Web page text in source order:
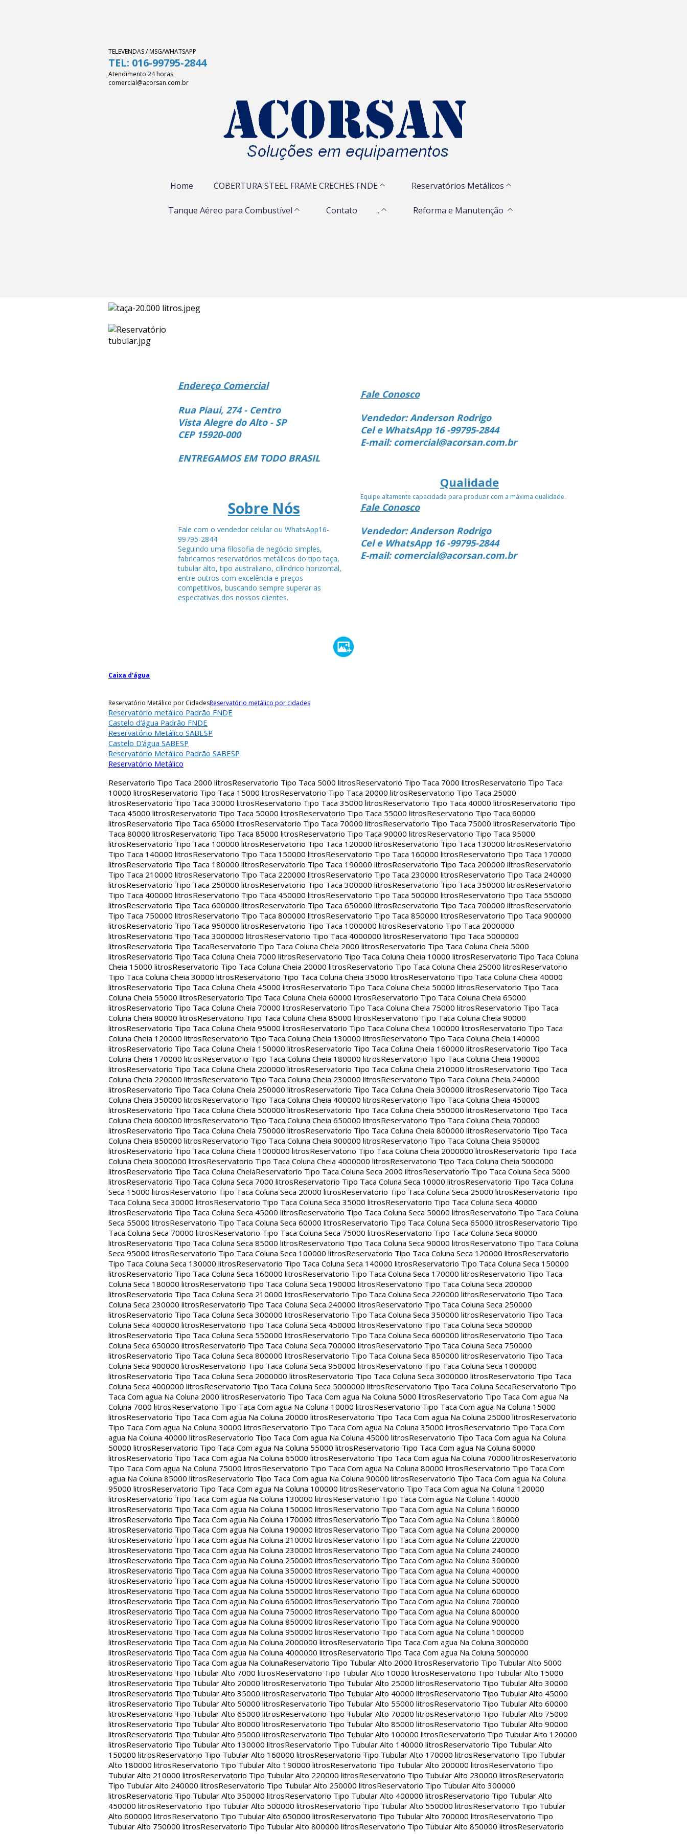
TELEVENDAS / MSG/WHATSAPP
TEL: 016-99795-2844
Atendimento 24 horas
comercial@acorsan.com.br
Home COBERTURA STEEL FRAME CRECHES FNDE Reservatórios Metálicos
Tanque Aéreo para Combustível Contato . Reforma e Manutenção
Endereço Comercial
Rua Piaui, 274 - Centro
Vista Alegre do Alto - SP
CEP 15920-000
ENTREGAMOS EM TODO BRASIL
Sobre Nós
Fale com o vendedor celular ou WhatsApp16-
99795-2844
Seguindo uma filosofia de negócio simples,
fabricamos reservatórios metálicos do tipo taça,
tubular alto, tipo australiano, cilíndrico horizontal,
entre outros com excelência e preços
competitivos, buscando sempre superar as
espectativas dos nossos clientes.
Fale Conosco
Vendedor: Anderson Rodrigo
Cel e WhatsApp 16 -99795-2844
E-mail: comercial@acorsan.com.br
Qualidade
Equipe altamente capacidada para produzir com a máxima qualidade.
Fale Conosco
Vendedor: Anderson Rodrigo
Cel e WhatsApp 16 -99795-2844
E-mail: comercial@acorsan.com.br
Caixa d'água
Reservatório Metálico por CidadesReservatório metálico por cidades
Reservatório metálico Padrão FNDE
Castelo d’água Padrão FNDE
Reservatório Metálico SABESP
Castelo D’água SABESP
Reservatório Metálico Padrão SABESP
Reservatório Metálico
Reservatorio Tipo Taca 2000 litrosReservatorio Tipo Taca 5000 litrosReservatorio Tipo Taca 7000 litrosReservatorio Tipo Taca
10000 litrosReservatorio Tipo Taca 15000 litrosReservatorio Tipo Taca 20000 litrosReservatorio Tipo Taca 25000
litrosReservatorio Tipo Taca 30000 litrosReservatorio Tipo Taca 35000 litrosReservatorio Tipo Taca 40000 litrosReservatorio Tipo
Taca 45000 litrosReservatorio Tipo Taca 50000 litrosReservatorio Tipo Taca 55000 litrosReservatorio Tipo Taca 60000
litrosReservatorio Tipo Taca 65000 litrosReservatorio Tipo Taca 70000 litrosReservatorio Tipo Taca 75000 litrosReservatorio Tipo
Taca 80000 litrosReservatorio Tipo Taca 85000 litrosReservatorio Tipo Taca 90000 litrosReservatorio Tipo Taca 95000
litrosReservatorio Tipo Taca 100000 litrosReservatorio Tipo Taca 120000 litrosReservatorio Tipo Taca 130000 litrosReservatorio
Tipo Taca 140000 litrosReservatorio Tipo Taca 150000 litrosReservatorio Tipo Taca 160000 litrosReservatorio Tipo Taca 170000
litrosReservatorio Tipo Taca 180000 litrosReservatorio Tipo Taca 190000 litrosReservatorio Tipo Taca 200000 litrosReservatorio
Tipo Taca 210000 litrosReservatorio Tipo Taca 220000 litrosReservatorio Tipo Taca 230000 litrosReservatorio Tipo Taca 240000
litrosReservatorio Tipo Taca 250000 litrosReservatorio Tipo Taca 300000 litrosReservatorio Tipo Taca 350000 litrosReservatorio
Tipo Taca 400000 litrosReservatorio Tipo Taca 450000 litrosReservatorio Tipo Taca 500000 litrosReservatorio Tipo Taca 550000
litrosReservatorio Tipo Taca 600000 litrosReservatorio Tipo Taca 650000 litrosReservatorio Tipo Taca 700000 litrosReservatorio
Tipo Taca 750000 litrosReservatorio Tipo Taca 800000 litrosReservatorio Tipo Taca 850000 litrosReservatorio Tipo Taca 900000
litrosReservatorio Tipo Taca 950000 litrosReservatorio Tipo Taca 1000000 litrosReservatorio Tipo Taca 2000000
litrosReservatorio Tipo Taca 3000000 litrosReservatorio Tipo Taca 4000000 litrosReservatorio Tipo Taca 5000000
litrosReservatorio Tipo TacaReservatorio Tipo Taca Coluna Cheia 2000 litrosReservatorio Tipo Taca Coluna Cheia 5000
litrosReservatorio Tipo Taca Coluna Cheia 7000 litrosReservatorio Tipo Taca Coluna Cheia 10000 litrosReservatorio Tipo Taca Coluna
Cheia 15000 litrosReservatorio Tipo Taca Coluna Cheia 20000 litrosReservatorio Tipo Taca Coluna Cheia 25000 litrosReservatorio
Tipo Taca Coluna Cheia 30000 litrosReservatorio Tipo Taca Coluna Cheia 35000 litrosReservatorio Tipo Taca Coluna Cheia 40000
litrosReservatorio Tipo Taca Coluna Cheia 45000 litrosReservatorio Tipo Taca Coluna Cheia 50000 litrosReservatorio Tipo Taca
Coluna Cheia 55000 litrosReservatorio Tipo Taca Coluna Cheia 60000 litrosReservatorio Tipo Taca Coluna Cheia 65000
litrosReservatorio Tipo Taca Coluna Cheia 70000 litrosReservatorio Tipo Taca Coluna Cheia 75000 litrosReservatorio Tipo Taca
Coluna Cheia 80000 litrosReservatorio Tipo Taca Coluna Cheia 85000 litrosReservatorio Tipo Taca Coluna Cheia 90000
litrosReservatorio Tipo Taca Coluna Cheia 95000 litrosReservatorio Tipo Taca Coluna Cheia 100000 litrosReservatorio Tipo Taca
Coluna Cheia 120000 litrosReservatorio Tipo Taca Coluna Cheia 130000 litrosReservatorio Tipo Taca Coluna Cheia 140000
litrosReservatorio Tipo Taca Coluna Cheia 150000 litrosReservatorio Tipo Taca Coluna Cheia 160000 litrosReservatorio Tipo Taca
Coluna Cheia 170000 litrosReservatorio Tipo Taca Coluna Cheia 180000 litrosReservatorio Tipo Taca Coluna Cheia 190000
litrosReservatorio Tipo Taca Coluna Cheia 200000 litrosReservatorio Tipo Taca Coluna Cheia 210000 litrosReservatorio Tipo Taca
Coluna Cheia 220000 litrosReservatorio Tipo Taca Coluna Cheia 230000 litrosReservatorio Tipo Taca Coluna Cheia 240000
litrosReservatorio Tipo Taca Coluna Cheia 250000 litrosReservatorio Tipo Taca Coluna Cheia 300000 litrosReservatorio Tipo Taca
Coluna Cheia 350000 litrosReservatorio Tipo Taca Coluna Cheia 400000 litrosReservatorio Tipo Taca Coluna Cheia 450000
litrosReservatorio Tipo Taca Coluna Cheia 500000 litrosReservatorio Tipo Taca Coluna Cheia 550000 litrosReservatorio Tipo Taca
Coluna Cheia 600000 litrosReservatorio Tipo Taca Coluna Cheia 650000 litrosReservatorio Tipo Taca Coluna Cheia 700000
litrosReservatorio Tipo Taca Coluna Cheia 750000 litrosReservatorio Tipo Taca Coluna Cheia 800000 litrosReservatorio Tipo Taca
Coluna Cheia 850000 litrosReservatorio Tipo Taca Coluna Cheia 900000 litrosReservatorio Tipo Taca Coluna Cheia 950000
litrosReservatorio Tipo Taca Coluna Cheia 1000000 litrosReservatorio Tipo Taca Coluna Cheia 2000000 litrosReservatorio Tipo Taca
Coluna Cheia 3000000 litrosReservatorio Tipo Taca Coluna Cheia 4000000 litrosReservatorio Tipo Taca Coluna Cheia 5000000
litrosReservatorio Tipo Taca Coluna CheiaReservatorio Tipo Taca Coluna Seca 2000 litrosReservatorio Tipo Taca Coluna Seca 5000
litrosReservatorio Tipo Taca Coluna Seca 7000 litrosReservatorio Tipo Taca Coluna Seca 10000 litrosReservatorio Tipo Taca Coluna
Seca 15000 litrosReservatorio Tipo Taca Coluna Seca 20000 litrosReservatorio Tipo Taca Coluna Seca 25000 litrosReservatorio Tipo
Taca Coluna Seca 30000 litrosReservatorio Tipo Taca Coluna Seca 35000 litrosReservatorio Tipo Taca Coluna Seca 40000
litrosReservatorio Tipo Taca Coluna Seca 45000 litrosReservatorio Tipo Taca Coluna Seca 50000 litrosReservatorio Tipo Taca Coluna
Seca 55000 litrosReservatorio Tipo Taca Coluna Seca 60000 litrosReservatorio Tipo Taca Coluna Seca 65000 litrosReservatorio Tipo
Taca Coluna Seca 70000 litrosReservatorio Tipo Taca Coluna Seca 75000 litrosReservatorio Tipo Taca Coluna Seca 80000
litrosReservatorio Tipo Taca Coluna Seca 85000 litrosReservatorio Tipo Taca Coluna Seca 90000 litrosReservatorio Tipo Taca Coluna
Seca 95000 litrosReservatorio Tipo Taca Coluna Seca 100000 litrosReservatorio Tipo Taca Coluna Seca 120000 litrosReservatorio
Tipo Taca Coluna Seca 130000 litrosReservatorio Tipo Taca Coluna Seca 140000 litrosReservatorio Tipo Taca Coluna Seca 150000
litrosReservatorio Tipo Taca Coluna Seca 160000 litrosReservatorio Tipo Taca Coluna Seca 170000 litrosReservatorio Tipo Taca
Coluna Seca 180000 litrosReservatorio Tipo Taca Coluna Seca 190000 litrosReservatorio Tipo Taca Coluna Seca 200000
litrosReservatorio Tipo Taca Coluna Seca 210000 litrosReservatorio Tipo Taca Coluna Seca 220000 litrosReservatorio Tipo Taca
Coluna Seca 230000 litrosReservatorio Tipo Taca Coluna Seca 240000 litrosReservatorio Tipo Taca Coluna Seca 250000
litrosReservatorio Tipo Taca Coluna Seca 300000 litrosReservatorio Tipo Taca Coluna Seca 350000 litrosReservatorio Tipo Taca
Coluna Seca 400000 litrosReservatorio Tipo Taca Coluna Seca 450000 litrosReservatorio Tipo Taca Coluna Seca 500000
litrosReservatorio Tipo Taca Coluna Seca 550000 litrosReservatorio Tipo Taca Coluna Seca 600000 litrosReservatorio Tipo Taca
Coluna Seca 650000 litrosReservatorio Tipo Taca Coluna Seca 700000 litrosReservatorio Tipo Taca Coluna Seca 750000
litrosReservatorio Tipo Taca Coluna Seca 800000 litrosReservatorio Tipo Taca Coluna Seca 850000 litrosReservatorio Tipo Taca
Coluna Seca 900000 litrosReservatorio Tipo Taca Coluna Seca 950000 litrosReservatorio Tipo Taca Coluna Seca 1000000
litrosReservatorio Tipo Taca Coluna Seca 2000000 litrosReservatorio Tipo Taca Coluna Seca 3000000 litrosReservatorio Tipo Taca
Coluna Seca 4000000 litrosReservatorio Tipo Taca Coluna Seca 5000000 litrosReservatorio Tipo Taca Coluna SecaReservatorio Tipo
Taca Com agua Na Coluna 2000 litrosReservatorio Tipo Taca Com agua Na Coluna 5000 litrosReservatorio Tipo Taca Com agua Na
Coluna 7000 litrosReservatorio Tipo Taca Com agua Na Coluna 10000 litrosReservatorio Tipo Taca Com agua Na Coluna 15000
litrosReservatorio Tipo Taca Com agua Na Coluna 20000 litrosReservatorio Tipo Taca Com agua Na Coluna 25000 litrosReservatorio
Tipo Taca Com agua Na Coluna 30000 litrosReservatorio Tipo Taca Com agua Na Coluna 35000 litrosReservatorio Tipo Taca Com
agua Na Coluna 40000 litrosReservatorio Tipo Taca Com agua Na Coluna 45000 litrosReservatorio Tipo Taca Com agua Na Coluna
50000 litrosReservatorio Tipo Taca Com agua Na Coluna 55000 litrosReservatorio Tipo Taca Com agua Na Coluna 60000
litrosReservatorio Tipo Taca Com agua Na Coluna 65000 litrosReservatorio Tipo Taca Com agua Na Coluna 70000 litrosReservatorio
Tipo Taca Com agua Na Coluna 75000 litrosReservatorio Tipo Taca Com agua Na Coluna 80000 litrosReservatorio Tipo Taca Com
agua Na Coluna 85000 litrosReservatorio Tipo Taca Com agua Na Coluna 90000 litrosReservatorio Tipo Taca Com agua Na Coluna
95000 litrosReservatorio Tipo Taca Com agua Na Coluna 100000 litrosReservatorio Tipo Taca Com agua Na Coluna 120000
litrosReservatorio Tipo Taca Com agua Na Coluna 130000 litrosReservatorio Tipo Taca Com agua Na Coluna 140000
litrosReservatorio Tipo Taca Com agua Na Coluna 150000 litrosReservatorio Tipo Taca Com agua Na Coluna 160000
litrosReservatorio Tipo Taca Com agua Na Coluna 170000 litrosReservatorio Tipo Taca Com agua Na Coluna 180000
litrosReservatorio Tipo Taca Com agua Na Coluna 190000 litrosReservatorio Tipo Taca Com agua Na Coluna 200000
litrosReservatorio Tipo Taca Com agua Na Coluna 210000 litrosReservatorio Tipo Taca Com agua Na Coluna 220000
litrosReservatorio Tipo Taca Com agua Na Coluna 230000 litrosReservatorio Tipo Taca Com agua Na Coluna 240000
litrosReservatorio Tipo Taca Com agua Na Coluna 250000 litrosReservatorio Tipo Taca Com agua Na Coluna 300000
litrosReservatorio Tipo Taca Com agua Na Coluna 350000 litrosReservatorio Tipo Taca Com agua Na Coluna 400000
litrosReservatorio Tipo Taca Com agua Na Coluna 450000 litrosReservatorio Tipo Taca Com agua Na Coluna 500000
litrosReservatorio Tipo Taca Com agua Na Coluna 550000 litrosReservatorio Tipo Taca Com agua Na Coluna 600000
litrosReservatorio Tipo Taca Com agua Na Coluna 650000 litrosReservatorio Tipo Taca Com agua Na Coluna 700000
litrosReservatorio Tipo Taca Com agua Na Coluna 750000 litrosReservatorio Tipo Taca Com agua Na Coluna 800000
litrosReservatorio Tipo Taca Com agua Na Coluna 850000 litrosReservatorio Tipo Taca Com agua Na Coluna 900000
litrosReservatorio Tipo Taca Com agua Na Coluna 950000 litrosReservatorio Tipo Taca Com agua Na Coluna 1000000
litrosReservatorio Tipo Taca Com agua Na Coluna 2000000 litrosReservatorio Tipo Taca Com agua Na Coluna 3000000
litrosReservatorio Tipo Taca Com agua Na Coluna 4000000 litrosReservatorio Tipo Taca Com agua Na Coluna 5000000
litrosReservatorio Tipo Taca Com agua Na ColunaReservatorio Tipo Tubular Alto 2000 litrosReservatorio Tipo Tubular Alto 5000
litrosReservatorio Tipo Tubular Alto 7000 litrosReservatorio Tipo Tubular Alto 10000 litrosReservatorio Tipo Tubular Alto 15000
litrosReservatorio Tipo Tubular Alto 20000 litrosReservatorio Tipo Tubular Alto 25000 litrosReservatorio Tipo Tubular Alto 30000
litrosReservatorio Tipo Tubular Alto 35000 litrosReservatorio Tipo Tubular Alto 40000 litrosReservatorio Tipo Tubular Alto 45000
litrosReservatorio Tipo Tubular Alto 50000 litrosReservatorio Tipo Tubular Alto 55000 litrosReservatorio Tipo Tubular Alto 60000
litrosReservatorio Tipo Tubular Alto 65000 litrosReservatorio Tipo Tubular Alto 70000 litrosReservatorio Tipo Tubular Alto 75000
litrosReservatorio Tipo Tubular Alto 80000 litrosReservatorio Tipo Tubular Alto 85000 litrosReservatorio Tipo Tubular Alto 90000
litrosReservatorio Tipo Tubular Alto 95000 litrosReservatorio Tipo Tubular Alto 100000 litrosReservatorio Tipo Tubular Alto 120000
litrosReservatorio Tipo Tubular Alto 130000 litrosReservatorio Tipo Tubular Alto 140000 litrosReservatorio Tipo Tubular Alto
150000 litrosReservatorio Tipo Tubular Alto 160000 litrosReservatorio Tipo Tubular Alto 170000 litrosReservatorio Tipo Tubular
Alto 180000 litrosReservatorio Tipo Tubular Alto 190000 litrosReservatorio Tipo Tubular Alto 200000 litrosReservatorio Tipo
Tubular Alto 210000 litrosReservatorio Tipo Tubular Alto 220000 litrosReservatorio Tipo Tubular Alto 230000 litrosReservatorio
Tipo Tubular Alto 240000 litrosReservatorio Tipo Tubular Alto 250000 litrosReservatorio Tipo Tubular Alto 300000
litrosReservatorio Tipo Tubular Alto 350000 litrosReservatorio Tipo Tubular Alto 400000 litrosReservatorio Tipo Tubular Alto
450000 litrosReservatorio Tipo Tubular Alto 500000 litrosReservatorio Tipo Tubular Alto 550000 litrosReservatorio Tipo Tubular
Alto 600000 litrosReservatorio Tipo Tubular Alto 650000 litrosReservatorio Tipo Tubular Alto 700000 litrosReservatorio Tipo
Tubular Alto 750000 litrosReservatorio Tipo Tubular Alto 800000 litrosReservatorio Tipo Tubular Alto 850000 litrosReservatorio